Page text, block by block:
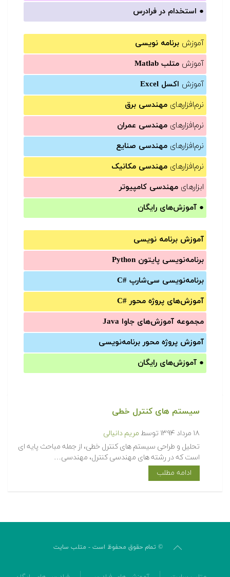
● استخدام در فرادرس
آموزش برنامه نویسی
آموزش متلب Matlab
آموزش اکسل Excel
نرم‌افزارهای مهندسی برق
نرم‌افزارهای مهندسی عمران
نرم‌افزارهای مهندسی صنایع
نرم‌افزارهای مهندسی مکانیک
ابزارهای مهندسی کامپیوتر
● آموزش‌های رایگان
آموزش برنامه نویسی
برنامه‌نویسی پایتون Python
برنامه‌‌نویسی سی‌شارپ C#‎
آموزش‌های پروژه محور #C
مجموعه آموزش‌های جاوا Java
آموزش‌ پروژه محور برنامه‌نویسی
● آموزش‌های رایگان
سیستم های کنترل خطی
۱۸ مرداد ۱۳۹۴ توسط مریم دانیالی
تحلیل و طراحی سیستم های کنترل خطی، از جمله مباحث پایه ای
است که در رشته های مهندسی کنترل، مهندسی…
ادامه مطلب
© تمام حقوق محفوظ است - متلب سایت